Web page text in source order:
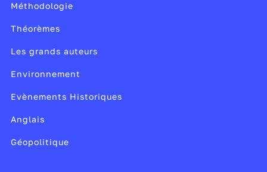
Méthodologie
Théorèmes
Les grands auteurs
Environnement
Evènements Historiques
Anglais
Géopolitique